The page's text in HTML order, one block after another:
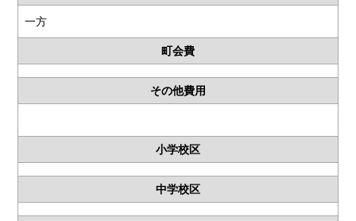
一方
町会費
その他費用
小学校区
中学校区